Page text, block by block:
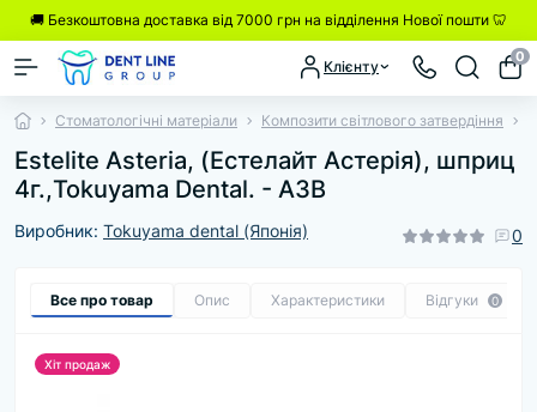
🚚 Безкоштовна доставка від 7000 грн на відділення Нової пошти 🦷
Клієнту
0
Стоматологічні матеріали Композити світлового затвердіння
Estelite Asteria, (Естелайт Астерія), шприц
4г.,Tokuyama Dental. - A3B
Виробник: Tokuyama dental (Японія) 0
Все про товар Опис Характеристики Відгуки 0
Хіт продаж